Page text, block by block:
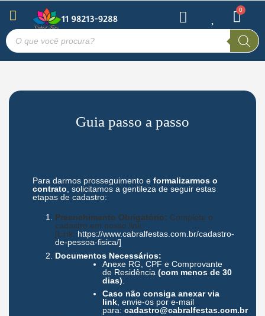
Guia passo a passo
Para darmos prosseguimento e formalizarmos o
contrato, solicitamos a gentileza de seguir estas
etapas de cadastro:
Preenchimento Obrigatório: Complete o
cadastro em nosso link:
[Link: https://www.cabralfestas.com.br/cadastro-
de-pessoa-fisica/]
Documentos Necessários:
Anexe RG, CPF e Comprovante
de Residência(com menos de 30
dias)
Caso não consiga anexar via
link , envie-os por e-mail
para:cadastro@cabralfestas.com.br